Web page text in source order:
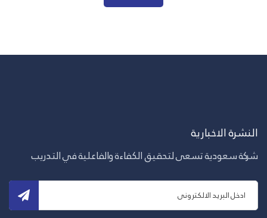
النشرة الاخبارية
شركة سعودية تسعى لتحقيق الكفاءة والفاعلية في التدريب